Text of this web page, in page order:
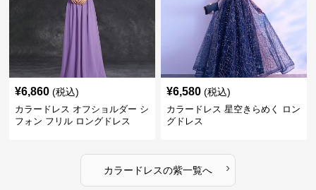
¥6,860 (税込)
カラードレス オフショルダー シ
フォン フリル ロングドレス
¥6,580 (税込)
カラードレス 星空きらめく ロン
グドレス
カラードレスの紫一覧へ ›